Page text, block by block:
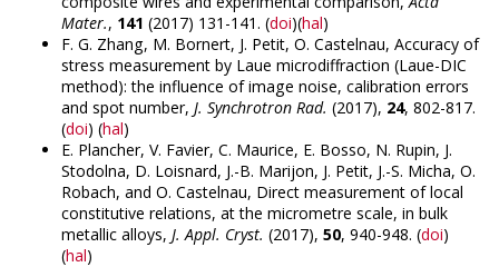
Mater., 141 (2017) 131-141. (doi)(hal)
F. G. Zhang, M. Bornert, J. Petit, O. Castelnau, Accuracy of
stress measurement by Laue microdiffraction (Laue-DIC
method): the influence of image noise, calibration errors
and spot number, J. Synchrotron Rad. (2017), 24, 802-817.
(doi) (hal)
E. Plancher, V. Favier, C. Maurice, E. Bosso, N. Rupin, J.
Stodolna, D. Loisnard, J.-B. Marijon, J. Petit, J.-S. Micha, O.
Robach, and O. Castelnau, Direct measurement of local
constitutive relations, at the micrometre scale, in bulk
metallic alloys, J. Appl. Cryst. (2017), 50, 940-948. (doi)
(hal)